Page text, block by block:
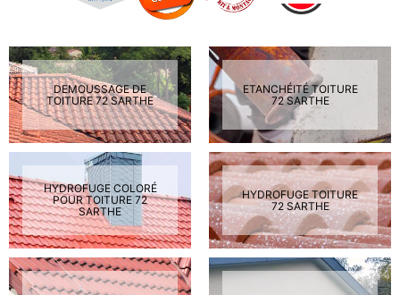
DEMOUSSAGE DE
TOITURE 72 SARTHE
ETANCHÉITÉ TOITURE
72 SARTHE
HYDROFUGE COLORÉ
POUR TOITURE 72
SARTHE
HYDROFUGE TOITURE
72 SARTHE